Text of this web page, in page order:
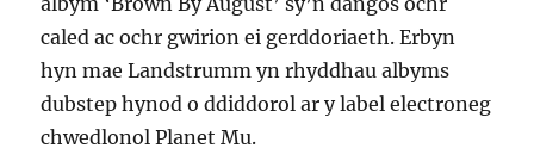
caled ac ochr gwirion ei gerddoriaeth. Erbyn
hyn mae Landstrumm yn rhyddhau albyms
dubstep hynod o ddiddorol ar y label electroneg
chwedlonol Planet Mu.